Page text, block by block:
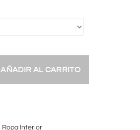
AÑADIR AL CARRITO
Ropa Interior